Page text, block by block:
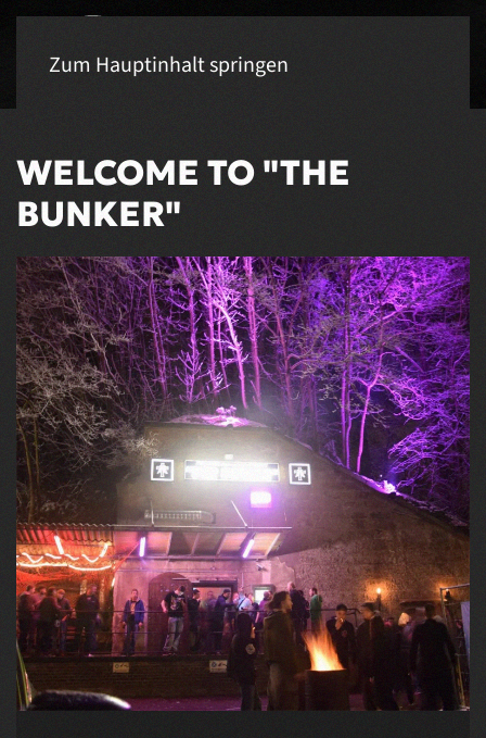
Zum Hauptinhalt springen
WELCOME TO "THE
BUNKER"